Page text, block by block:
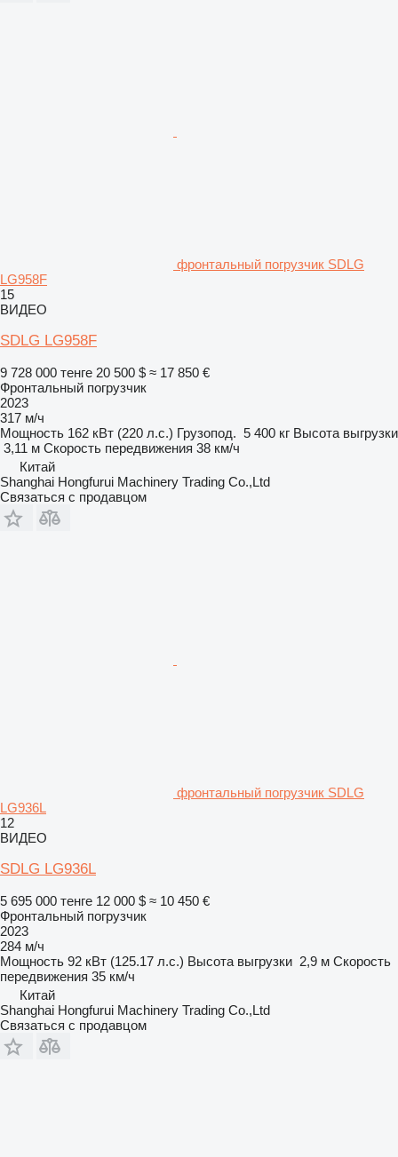
фронтальный погрузчик SDLG
LG958F
15
ВИДЕО
SDLG LG958F
9 728 000 тенге 20 500 $ ≈ 17 850 €
Фронтальный погрузчик
2023
317 м/ч
Мощность 162 кВт (220 л.с.) Грузопод. 5 400 кг Высота выгрузки
3,11 м Скорость передвижения 38 км/ч
Китай
Shanghai Hongfurui Machinery Trading Co.,Ltd
Связаться с продавцом
фронтальный погрузчик SDLG
LG936L
12
ВИДЕО
SDLG LG936L
5 695 000 тенге 12 000 $ ≈ 10 450 €
Фронтальный погрузчик
2023
284 м/ч
Мощность 92 кВт (125.17 л.с.) Высота выгрузки 2,9 м Скорость
передвижения 35 км/ч
Китай
Shanghai Hongfurui Machinery Trading Co.,Ltd
Связаться с продавцом